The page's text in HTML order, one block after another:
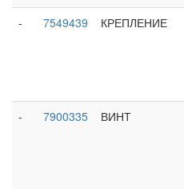
-
7549439 КРЕПЛЕНИЕ
-
7900335 ВИНТ